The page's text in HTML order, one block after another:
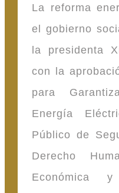
La reforma
el gobierno
la presidenta
con la
para
Energía
Público de
Derecho
Económica